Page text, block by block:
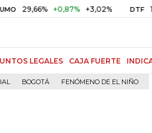
+0,87% +3,02% DTF 10,34%
LEGALES CAJA FUERTE
BOGOTÁ FENÓMENO DE EL NIÑO